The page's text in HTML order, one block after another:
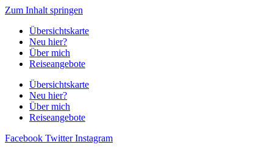
Zum Inhalt springen
Übersichtskarte
Neu hier?
Über mich
Reiseangebote
Übersichtskarte
Neu hier?
Über mich
Reiseangebote
Facebook Twitter Instagram